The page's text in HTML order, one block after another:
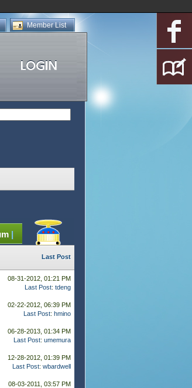
Member List
|
Last Post
08-31-2012, 01:21 PM
Last Post: tdeng
02-22-2012, 06:39 PM
Last Post: hmino
06-28-2013, 01:34 PM
Last Post: umemura
12-28-2012, 01:39 PM
Last Post: wbardwell
08-03-2011, 03:57 PM